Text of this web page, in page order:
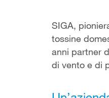
SIGA,
tossine
anni partner
di vento e di